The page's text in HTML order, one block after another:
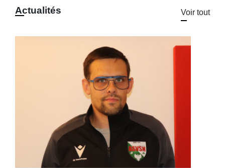
Actualités Voir tout